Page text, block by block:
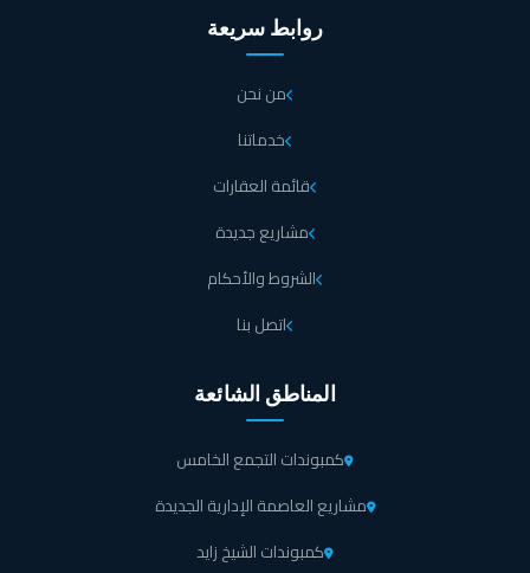
روابط سريعة
من نحن
خدماتنا
قائمة العقارات
مشاريع جديدة
الشروط والأحكام
اتصل بنا
المناطق الشائعة
كمبوندات التجمع الخامس
مشاريع العاصمة الإدارية الجديدة
كمبوندات الشيخ زايد